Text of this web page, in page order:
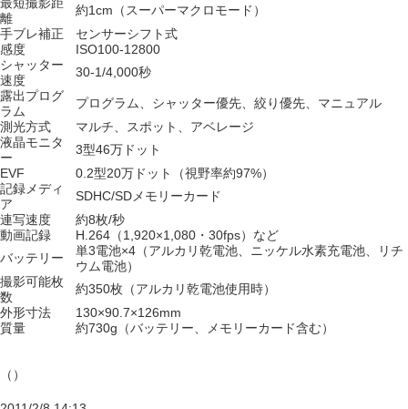
離
約1cm（スーパーマクロモード）
手ブレ補正
センサーシフト式
感度
ISO100-12800
シャッター
速度
30-1/4,000秒
露出プログ
ラム
プログラム、シャッター優先、絞り優先、マニュアル
測光方式
マルチ、スポット、アベレージ
液晶モニタ
ー
3型46万ドット
EVF
0.2型20万ドット（視野率約97%）
記録メディ
ア
SDHC/SDメモリーカード
連写速度
約8枚/秒
動画記録
H.264（1,920×1,080・30fps）など
バッテリー
単3電池×4（アルカリ乾電池、ニッケル水素充電池、リチ
ウム電池）
撮影可能枚
数
約350枚（アルカリ乾電池使用時）
外形寸法
130×90.7×126mm
質量
約730g（バッテリー、メモリーカード含む）
（）